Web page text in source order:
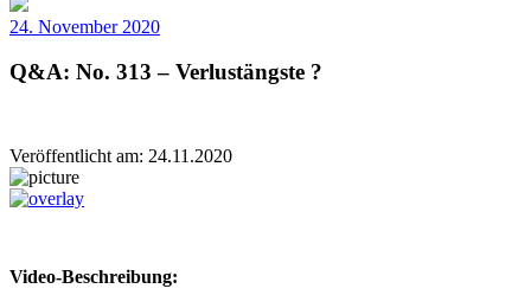
24. November 2020
Q&A: No. 313 – Verlustängste ?
Veröffentlicht am: 24.11.2020
Video-Beschreibung: